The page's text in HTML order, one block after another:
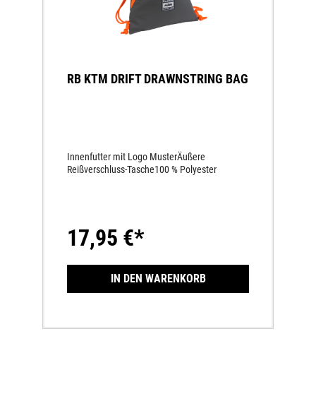
RB KTM DRIFT DRAWNSTRING BAG
Innenfutter mit Logo MusterÄußere
Reißverschluss-Tasche100 % Polyester
17,95 €*
IN DEN WARENKORB